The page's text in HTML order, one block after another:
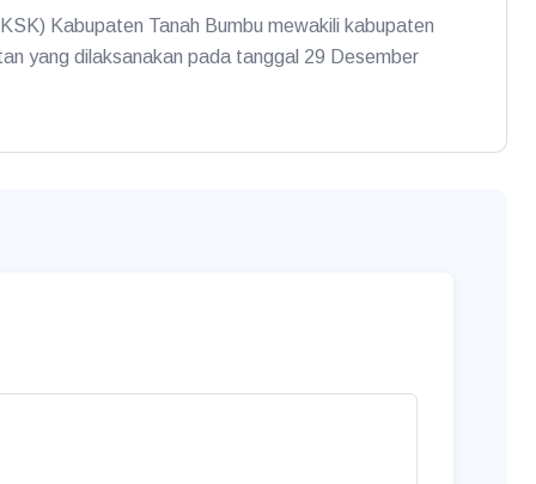
Kabupaten Tanah Bumbu mewakili kabupaten
yang dilaksanakan pada tanggal 29 Desember